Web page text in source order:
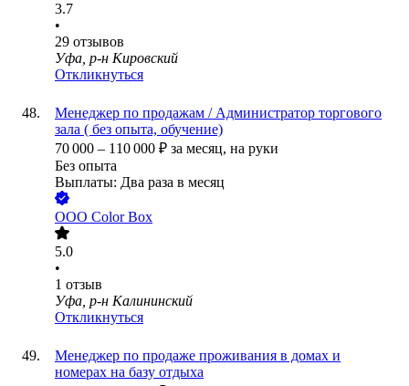
3.7
•
29 отзывов
Уфа, р-н Кировский
Откликнуться
Менеджер по продажам / Администратор торгового
зала ( без опыта, обучение)
70 000 – 110 000 ₽ за месяц, на руки
Без опыта
Выплаты: Два раза в месяц
ООО Color Box
5.0
•
1 отзыв
Уфа, р-н Калининский
Откликнуться
Менеджер по продаже проживания в домах и
номерах на базу отдыха